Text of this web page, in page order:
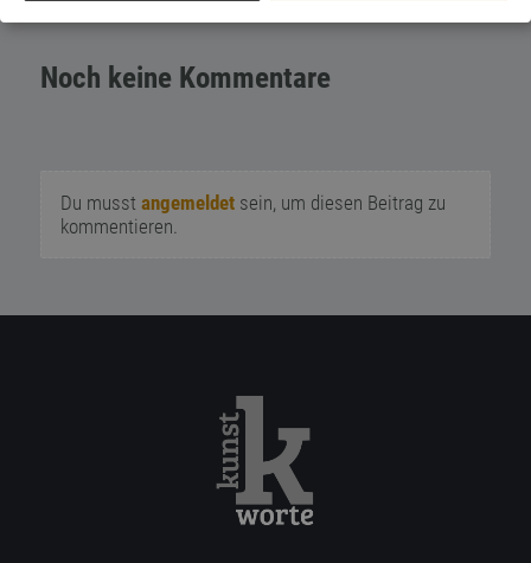
Noch keine Kommentare
Du musst angemeldetsein, um diesen Beitrag zu
kommentieren.